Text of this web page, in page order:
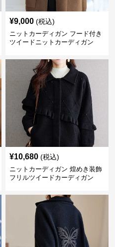
¥9,000 (税込)
ニットカーディガン フード付き
ツイードニットカーディガン
¥10,680 (税込)
ニットカーディガン 煌めき装飾
フリルツイードカーディガン